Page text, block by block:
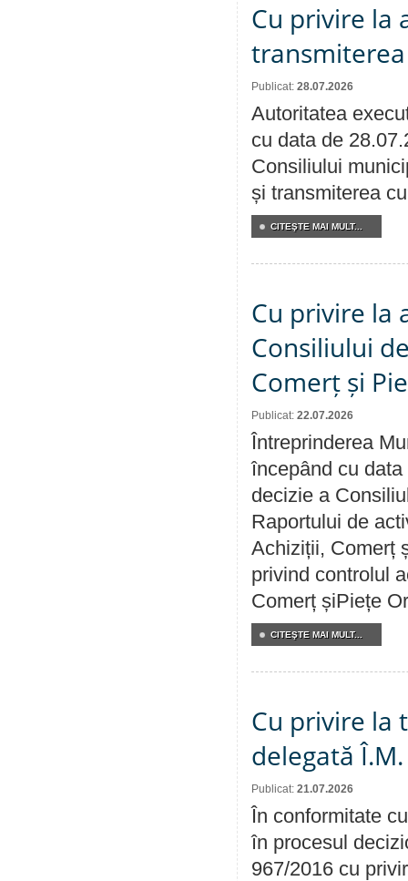
Cu privire la
Publicat: 28.07.2026
Autoritatea
cu data de
Consiliului
și transmiterea
CITEŞTE MAI MULT...
Cu privire la
Consiliului
Comerț și
Publicat: 22.07.2026
Întreprinderea
începând cu
decizie a
Raportului de
Achiziții, Comerț
privind controlul
Comerț șiPiețe
CITEŞTE MAI MULT...
Cu privire la
delegată
Publicat: 21.07.2026
În conformitate
în procesul
967/2016 cu